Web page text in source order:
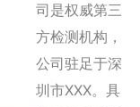
司是权威第三
方检测机构，
公司驻足于深
圳市XXX。具